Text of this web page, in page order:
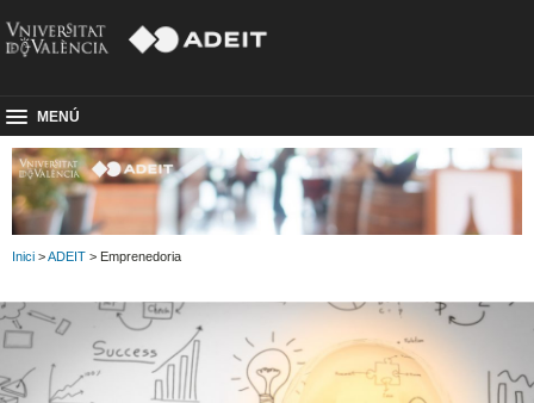
MENÚ
Inici >ADEIT > Emprenedoria